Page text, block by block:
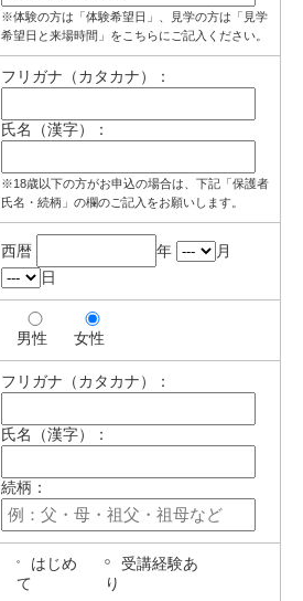
※体験の方は「体験希望日」、見学の方は「見学
希望日と来場時間」をこちらにご記入ください。
フリガナ（カタカナ）：
氏名（漢字）：
※18歳以下の方がお申込の場合は、下記「保護者
氏名・続柄」の欄のご記入をお願いします。
西暦 年
月
日
男性 女性
フリガナ（カタカナ）：
氏名（漢字）：
続柄：
はじめ
て
受講経験あ
り